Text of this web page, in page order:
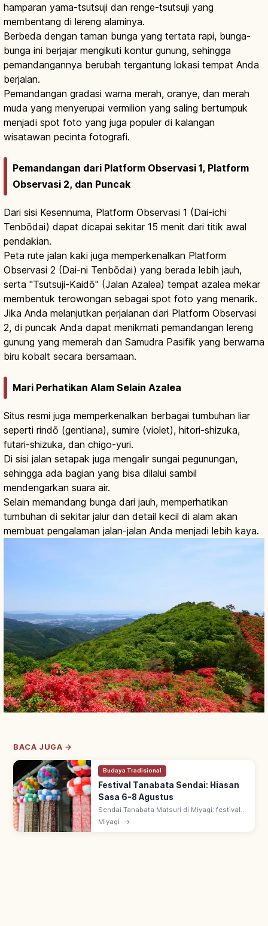
hamparan yama-tsutsuji dan renge-tsutsuji yang
membentang di lereng alaminya.
Berbeda dengan taman bunga yang tertata rapi, bunga-
bunga ini berjajar mengikuti kontur gunung, sehingga
pemandangannya berubah tergantung lokasi tempat Anda
berjalan.
Pemandangan gradasi warna merah, oranye, dan merah
muda yang menyerupai vermilion yang saling bertumpuk
menjadi spot foto yang juga populer di kalangan
wisatawan pecinta fotografi.
Pemandangan dari Platform Observasi 1, Platform
Observasi 2, dan Puncak
Dari sisi Kesennuma, Platform Observasi 1 (Dai-ichi
Tenbōdai) dapat dicapai sekitar 15 menit dari titik awal
pendakian.
Peta rute jalan kaki juga memperkenalkan Platform
Observasi 2 (Dai-ni Tenbōdai) yang berada lebih jauh,
serta "Tsutsuji-Kaidō" (Jalan Azalea) tempat azalea mekar
membentuk terowongan sebagai spot foto yang menarik.
Jika Anda melanjutkan perjalanan dari Platform Observasi
2, di puncak Anda dapat menikmati pemandangan lereng
gunung yang memerah dan Samudra Pasifik yang berwarna
biru kobalt secara bersamaan.
Mari Perhatikan Alam Selain Azalea
Situs resmi juga memperkenalkan berbagai tumbuhan liar
seperti rindō (gentiana), sumire (violet), hitori-shizuka,
futari-shizuka, dan chigo-yuri.
Di sisi jalan setapak juga mengalir sungai pegunungan,
sehingga ada bagian yang bisa dilalui sambil
mendengarkan suara air.
Selain memandang bunga dari jauh, memperhatikan
tumbuhan di sekitar jalur dan detail kecil di alam akan
membuat pengalaman jalan-jalan Anda menjadi lebih kaya.
BACA JUGA →
Budaya Tradisional
Festival Tanabata Sendai: Hiasan
Sasa 6-8 Agustus
Sendai Tanabata Matsuri di Miyagi: festival
musim panas 6-8 Agustus dengan sejarah
400+ tahun sejak Date Masamune. Hiasan
Miyagi →